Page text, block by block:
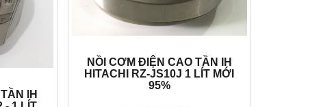
IH
NỒI CƠM ĐIỆN CAO TẦN IH
HITACHI RZ-JS10J 1 LÍT MỚI
95%